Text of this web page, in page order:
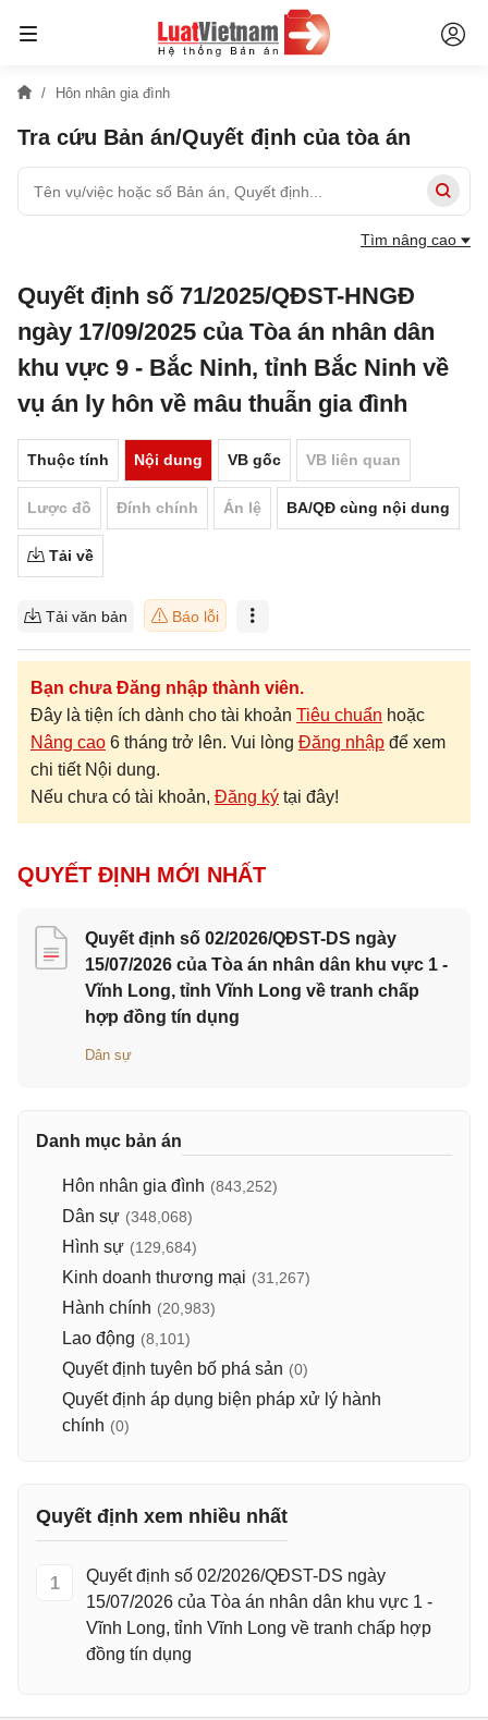
Hôn nhân gia đình
Tra cứu Bản án/Quyết định của tòa án
Tìm nâng cao
Quyết định số 71/2025/QĐST-HNGĐ
ngày 17/09/2025 của Tòa án nhân dân
khu vực 9 - Bắc Ninh, tỉnh Bắc Ninh về
vụ án ly hôn về mâu thuẫn gia đình
Thuộc tính Nội dung VB gốc VB liên quan
Lược đồ Đính chính Án lệ BA/QĐ cùng nội dung
Tải về
Tải văn bản Báo lỗi
Bạn chưa Đăng nhập thành viên.
Đây là tiện ích dành cho tài khoản Tiêu chuẩn hoặc
Nâng cao 6 tháng trở lên. Vui lòng Đăng nhập để xem
chi tiết Nội dung.
Nếu chưa có tài khoản, Đăng ký tại đây!
QUYẾT ĐỊNH MỚI NHẤT
Quyết định số 02/2026/QĐST-DS ngày
15/07/2026 của Tòa án nhân dân khu vực 1 -
Vĩnh Long, tỉnh Vĩnh Long về tranh chấp
hợp đồng tín dụng
Dân sự
Danh mục bản án
Hôn nhân gia đình (843,252)
Dân sự (348,068)
Hình sự (129,684)
Kinh doanh thương mại (31,267)
Hành chính (20,983)
Lao động (8,101)
Quyết định tuyên bố phá sản (0)
Quyết định áp dụng biện pháp xử lý hành
chính (0)
Quyết định xem nhiều nhất
1
Quyết định số 02/2026/QĐST-DS ngày
15/07/2026 của Tòa án nhân dân khu vực 1 -
Vĩnh Long, tỉnh Vĩnh Long về tranh chấp hợp
đồng tín dụng